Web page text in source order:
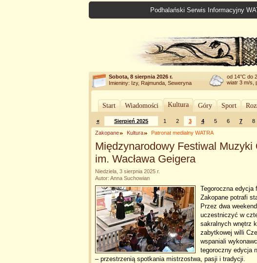
Podhalański Serwis Informacyjny
Sobota, 8 sierpnia 2026 r.
Imieniny: Izy, Rajmunda, Seweryna
od 14°C do
wiatr 3 m/s,
Start Wiadomości Kultura Góry Sport
« Sierpień 2025 1 2 3 4 5 6 7 8
Zakopane Kultura Patronat medialny WATRA
Międzynarodowy Festiwal
im. Wacława Geigera
Niedziela, 3 sierpnia 2025 r.
Autor: Anna Suchowian
Tegoroczna edycja
Zakopane potrafi
Przez dwa
uczestniczyć w
sakralnych wnętrz
zabytkowej willi
wspaniali
tegoroczny edycja
– przestrzenią spotkania mistrzostwa, pasji i tradycji.